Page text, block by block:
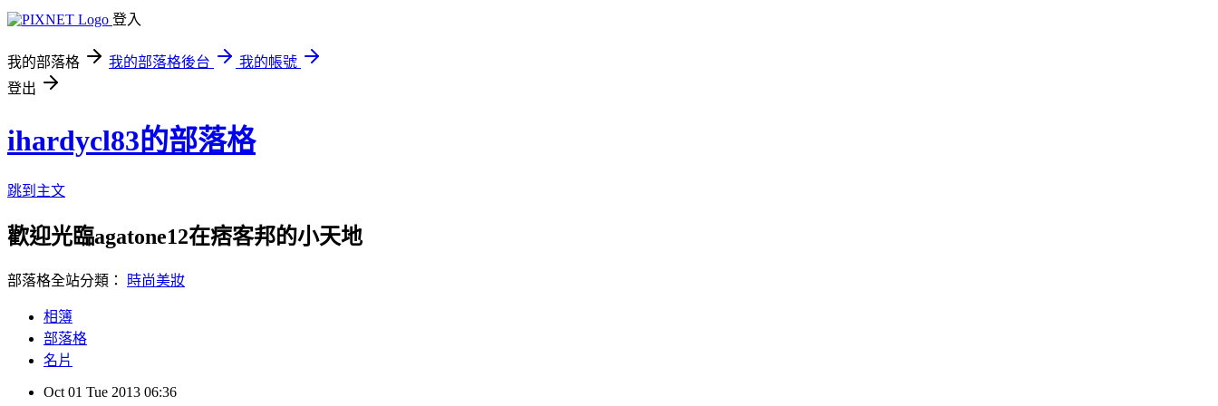
登入
我的部落格 我的部落格後台
我的帳號
登出
ihardycl83的部落格
跳到主文
歡迎光臨agatone12在痞客邦的小天地
部落格全站分類： 時尚美妝
相簿
部落格
名片
Oct 01 Tue 2013 06:36